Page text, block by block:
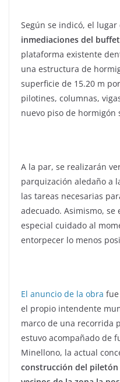
Según se indicó, el
inmediaciones del buffet
plataforma existente
una estructura de
superficie de 15.20 m
pilotines, columnas,
nuevo piso de hormigón
A la par, se realizarán
parquización aledaño a
las tareas necesarias
adecuado. Asimismo,
especial cuidado al
entorpecer lo menos
El anuncio de la obra
el propio intendente
marco de una recorrida
estuvo acompañado de
Minellono, la actual
construcción del piletón